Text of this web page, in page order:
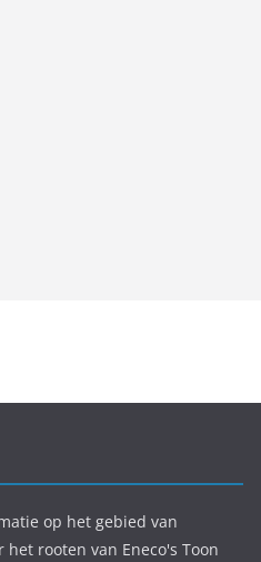
op het gebied van
rooten van Eneco's Toon